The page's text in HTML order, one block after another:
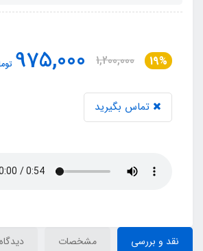
19%
1,200,000
975,000
تماس بگیرید
نقد و بررسی مشخصات